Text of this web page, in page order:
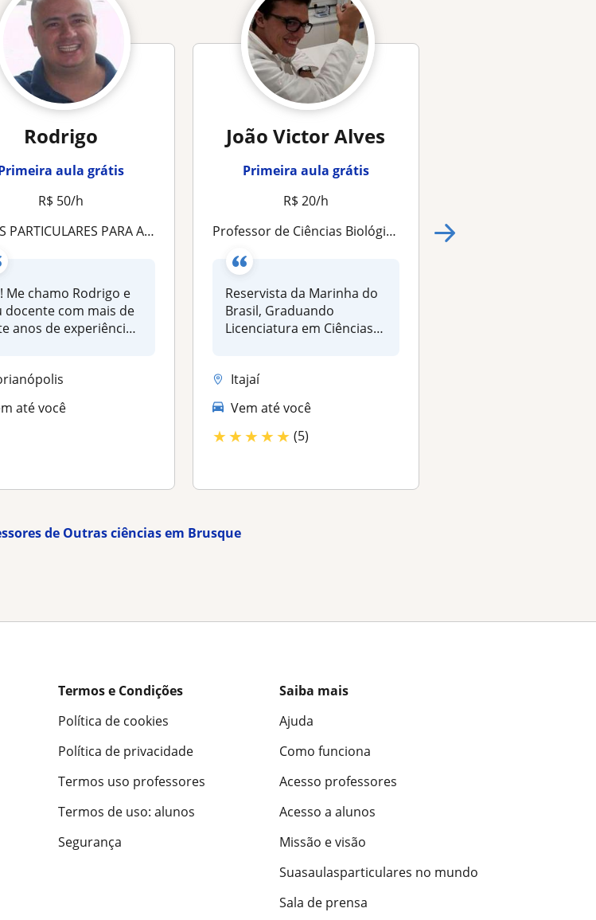
Rodrigo
aula grátis
R$ 50/h
PARA ALUNOS DO ENSINO FUNDAMENTAL E DO ENSINO MÉDIO
Me chamo Rodrigo e
docente com mais de
anos de experiência,
até você
João Victor Alves
Primeira aula grátis
R$ 20/h
Professor de Ciências Biológicas (Ensino Fundamental II e Ensino Médio)
Reservista da Marinha do
Brasil, Graduando
Licenciatura em Ciências
Itajaí
Vem até você
★★★★★ (5)
de Outras ciências em Brusque
Termos e Condições
Política de cookies
Política de privacidade
Termos uso professores
Termos de uso: alunos
Segurança
Saiba mais
Ajuda
Como funciona
Acesso professores
Acesso a alunos
Missão e visão
Suasaulasparticulares no mundo
Sala de prensa